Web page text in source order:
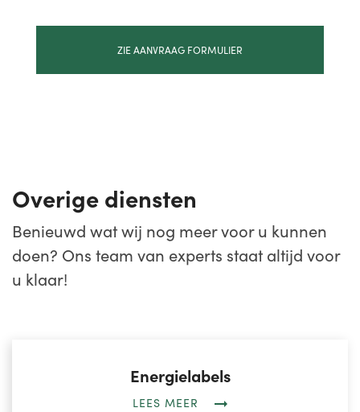
ZIE AANVRAAG FORMULIER
Overige diensten
Benieuwd wat wij nog meer voor u kunnen
doen? Ons team van experts staat altijd voor
u klaar!
Energielabels
LEES MEER